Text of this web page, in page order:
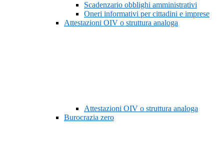
Scadenzario obblighi amministrativi
Oneri informativi per cittadini e imprese
Attestazioni OIV o struttura analoga
Attestazioni OIV o struttura analoga
Burocrazia zero